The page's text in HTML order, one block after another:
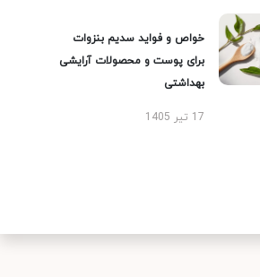
خواص و فواید سدیم بنزوات
برای پوست و محصولات آرایشی
بهداشتی
17 تیر 1405